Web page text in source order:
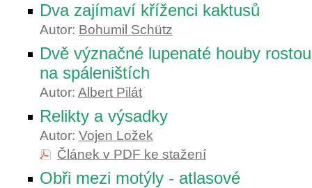
Dva zajímaví kříženci kaktusů
Autor: Bohumil Schütz
Dvě význačné lupenaté houby
na spáleništích
Autor: Albert Pilát
Relikty a výsadky
Autor: Vojen Ložek
Článek v PDF ke stažení
Obři mezi motýly - atlasové